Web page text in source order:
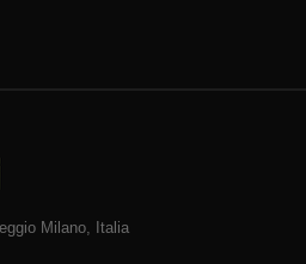
Milano, Italia